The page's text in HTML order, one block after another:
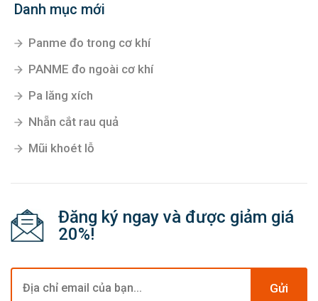
Danh mục mới
Panme đo trong cơ khí
PANME đo ngoài cơ khí
Pa lăng xích
Nhẵn cắt rau quả
Mũi khoét lỗ
Đăng ký ngay và được giảm giá
20%!
Gửi